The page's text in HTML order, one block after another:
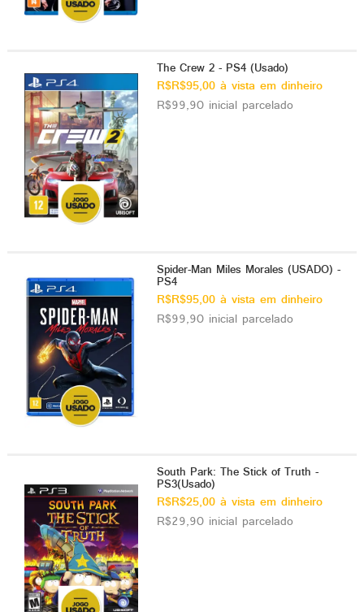
The Crew 2 - PS4 (Usado)
R$R$95,00 à vista em dinheiro
R$99,90 inicial parcelado
Spider-Man Miles Morales (USADO) -
PS4
R$R$95,00 à vista em dinheiro
R$99,90 inicial parcelado
South Park: The Stick of Truth -
PS3(Usado)
R$R$25,00 à vista em dinheiro
R$29,90 inicial parcelado